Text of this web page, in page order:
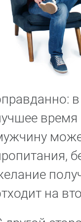
время
на